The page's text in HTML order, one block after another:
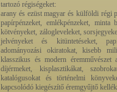
tartozó régiségeket:
arany és ezüst magyar és külföldi régi
papírpénzeket, emlékpénzeket, minta
kötvényeket, zálogleveleket,
jelvényeket és kitüntetéseket,
adományozási okiratokat, kisebb
klasszikus és modern éremművészet
díjérmeket, kisplasztikákat,
katalógusokat és történelmi
kapcsolódó kiegészítő éremgyűjtő